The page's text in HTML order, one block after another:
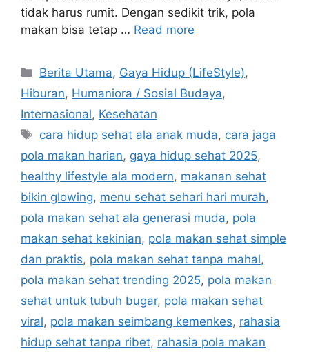
tidak harus rumit. Dengan sedikit trik, pola
makan bisa tetap … Read more
C
a
e
g
o
r
i
s
Berita Utama, Gaya Hidup (LifeStyle),
Hiburan, Humaniora / Sosial Budaya,
Internasional, Kesehatan
T
a
s
cara hidup sehat ala anak muda, cara jaga
pola makan harian, gaya hidup sehat 2025,
healthy lifestyle ala modern, makanan sehat
bikin glowing, menu sehat sehari hari murah,
pola makan sehat ala generasi muda, pola
makan sehat kekinian, pola makan sehat simple
dan praktis, pola makan sehat tanpa mahal,
pola makan sehat trending 2025, pola makan
sehat untuk tubuh bugar, pola makan sehat
viral, pola makan seimbang kemenkes, rahasia
hidup sehat tanpa ribet, rahasia pola makan